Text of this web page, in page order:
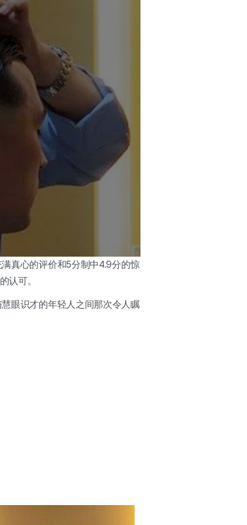
真心的评价和5分制中4.9分的惊
认可。
眼识才的年轻人之间那次令人瞩